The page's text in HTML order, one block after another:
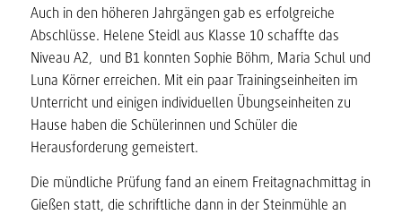
Auch in den höheren Jahrgängen gab es erfolgreiche
Abschlüsse. Helene Steidl aus Klasse 10 schaffte das
Niveau A2, und B1 konnten Sophie Böhm, Maria Schul und
Luna Körner erreichen. Mit ein paar Trainingseinheiten im
Unterricht und einigen individuellen Übungseinheiten zu
Hause haben die Schülerinnen und Schüler die
Herausforderung gemeistert.
Die mündliche Prüfung fand an einem Freitagnachmittag in
Gießen statt, die schriftliche dann in der Steinmühle an